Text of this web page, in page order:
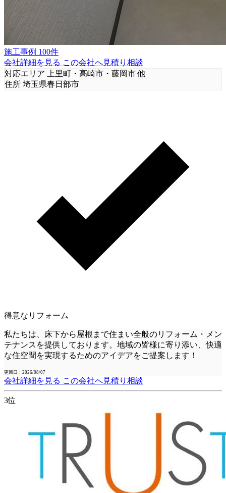
施工事例 100件
会社詳細を見る この会社へ見積り相談
対応エリア
上里町・高崎市・藤岡市 他
住所 埼玉県春日部市
得意なリフォーム
私たちは、床下から屋根まで住まい全般のリフォーム・メン
テナンスを提供しております。地域の皆様に寄り添い、快適
な住空間を実現するためのアイデアをご提案します！
更新日：2026/08/07
会社詳細を見る この会社へ見積り相談
3位